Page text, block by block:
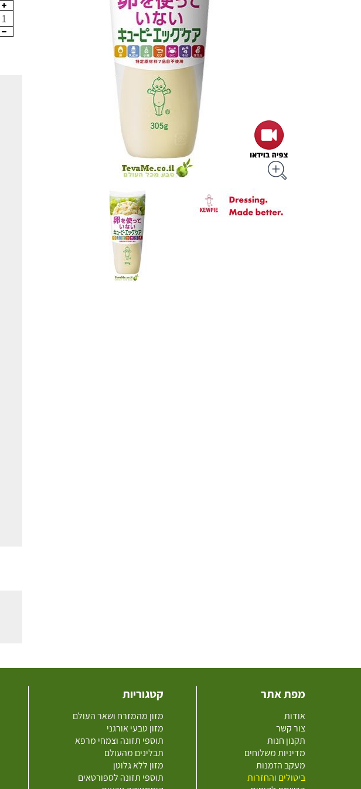
1
מפת אתר
אודות
צור קשר
תקנון חנות
מדיניות משלוחים
מעקב הזמנות
ביטולים והחזרות
קטגוריות
מזון מהמזרח ושאר העולם
מזון טבעי אורגני
תוספי תזונה וצמחי מרפא
תבלינים מהעולם
מזון ללא גלוטן
תוספי תזונה לספורטאים